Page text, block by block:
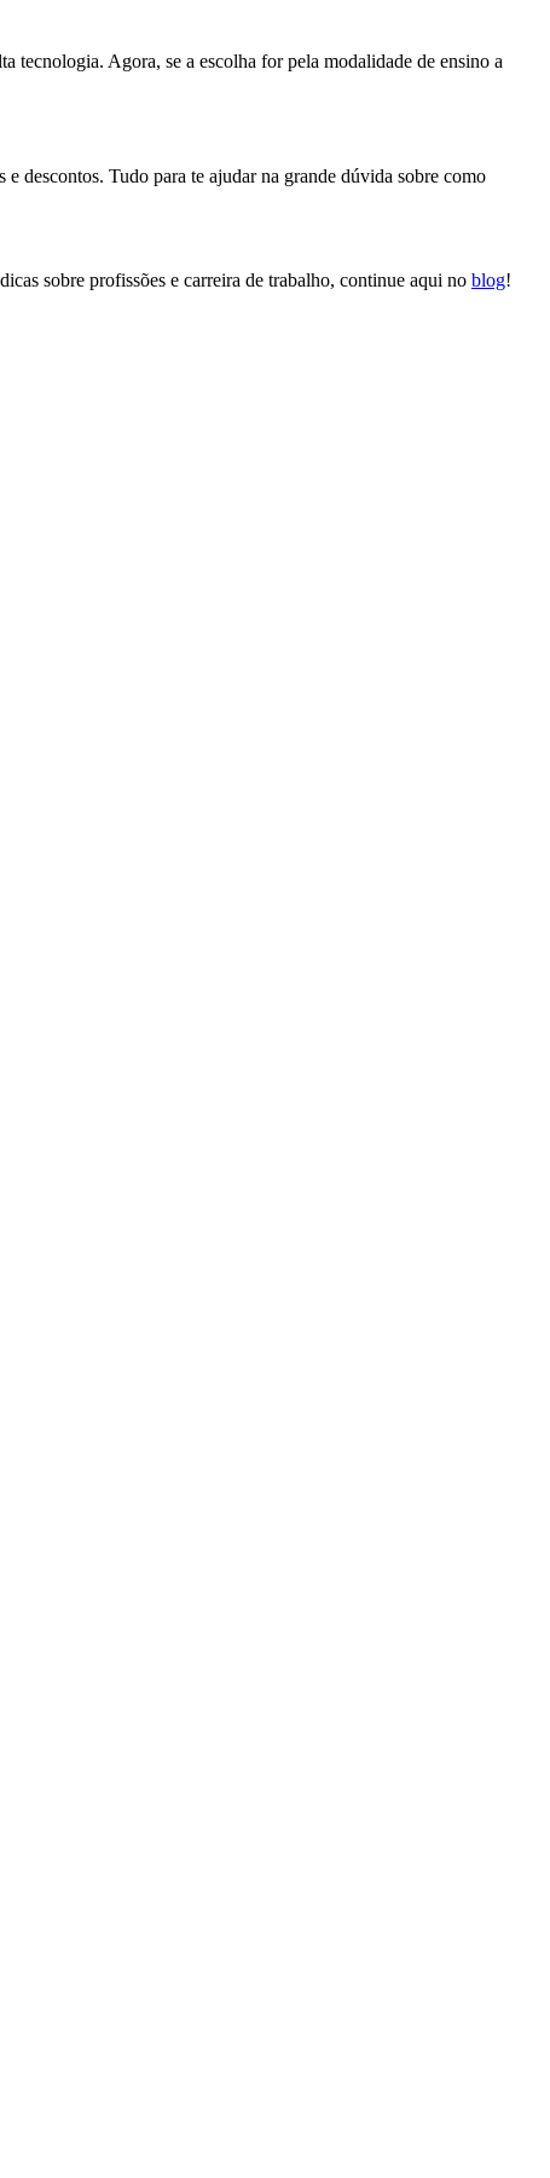
tecnologia. Agora, se a escolha for pela modalidade de ensino a
descontos. Tudo para te ajudar na grande dúvida sobre como
sobre profissões e carreira de trabalho, continue aqui no blog!